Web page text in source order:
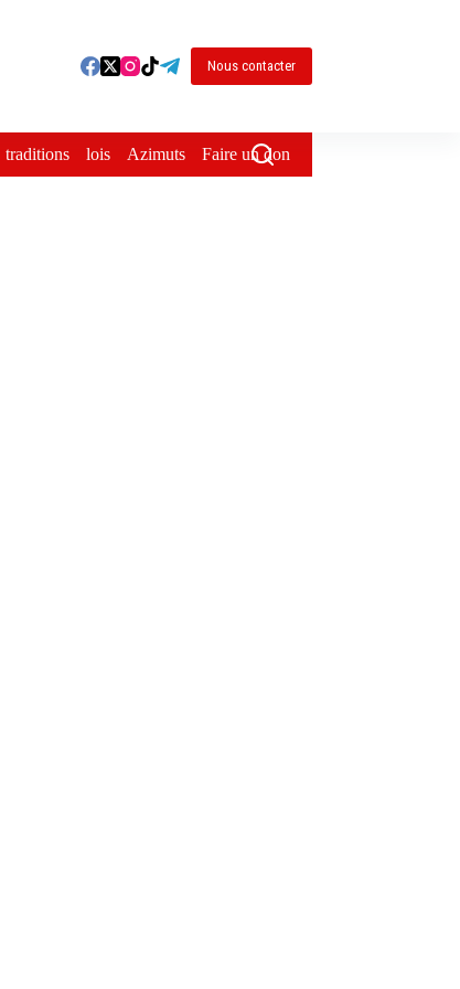
Nous contacter
traditions lois Azimuts Faire un don